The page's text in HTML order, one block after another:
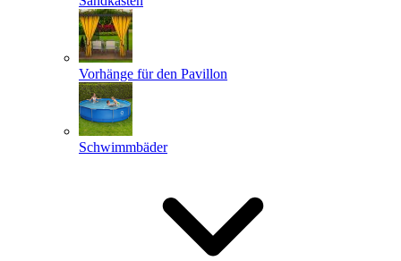
Vorhänge für den Pavillon
Schwimmbäder